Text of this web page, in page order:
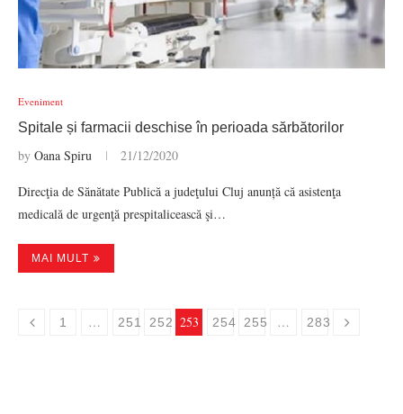
Eveniment
Spitale și farmacii deschise în perioada sărbătorilor
by Oana Spiru 21/12/2020
Direcţia de Sănătate Publică a judeţului Cluj anunță că asistenţa
medicală de urgenţă prespitalicească şi…
MAI MULT
1 … 251 252 253 254 255 … 283